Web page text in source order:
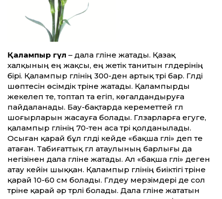
Қалампыр гүл – дала гүліне жатады. Қазақ
халқының ең жақсы, ең жетік танитын гүлдерінің
бірі. Қалампыр гүлінің 300-ден артық түрі бар. Гүлді
шөптесін өсімдік түріне жатады. Қалампырды
жекелеп те, топтап та егіп, көгалдандыруға
пайдаланады. Бау-бақтарда кереметтей гүл
шоғырларын жасауға болады. Гүлзарларға егуге,
қалампыр гүлінің 70-тен аса түрі қолданылады.
Осыған қарай бұл гүлді кейде «бақша гүлі» деп те
атаған. Табиғаттық гүл атаулының барлығы да
негізінен дала гүліне жатады. Ал «бақша гүлі» деген
атау кейін шыққан. Қалампыр гүлінің биіктігі түріне
қарай 10-60 см болады. Гүлдеу мерзімдері де сол
түріне қарай әр түрлі болады. Дала гүліне жататын